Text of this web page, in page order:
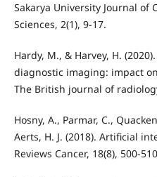
Sakarya University Journal
Sciences, 2(1), 9-17.
Hardy, M., & Harvey, H.
diagnostic imaging: impact
The British journal of
Hosny, A., Parmar, C.,
Aerts, H. J. (2018). Artificial
Reviews Cancer, 18(8), 500-